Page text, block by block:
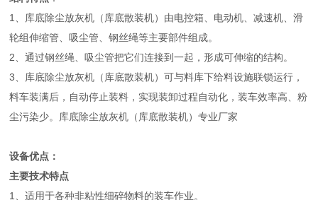
1、库底除尘放灰机（库底散装机）由电控箱、电动机、减速机、滑
轮组伸缩管、吸尘管、钢丝绳等主要部件组成。
2、通过钢丝绳、吸尘管把它们连接到一起，形成可伸缩的结构。
3、库底除尘放灰机（库底散装机）可与料库下给料设施联锁运行，
料车装满后，自动停止装料，实现装卸过程自动化，装车效率高、粉
尘污染少。库底除尘放灰机（库底散装机）专业厂家
设备优点：
主要技术特点
1、适用于各种非粘性细碎物料的装车作业。